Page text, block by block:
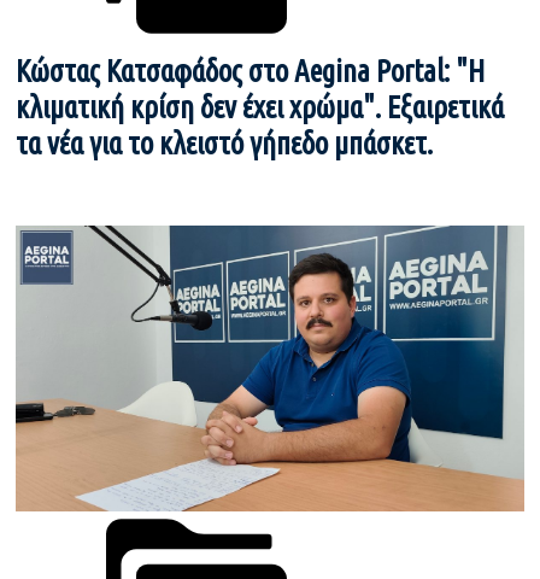
Κώστας Κατσαφάδος στο Aegina Portal: "Η
κλιματική κρίση δεν έχει χρώμα". Εξαιρετικά
τα νέα για το κλειστό γήπεδο μπάσκετ.